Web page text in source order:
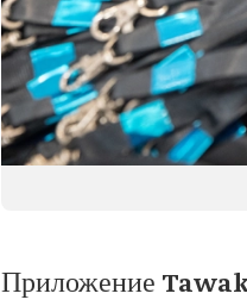
Приложение